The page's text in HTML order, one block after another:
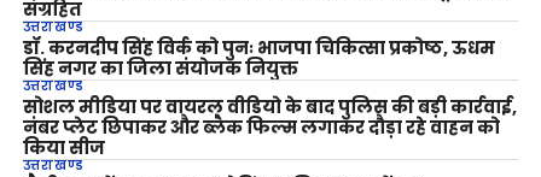
संग्रहित
उत्तराखण्ड
डॉ. करनदीप सिंह विर्क को पुनः भाजपा चिकित्सा प्रकोष्ठ, ऊधम
सिंह नगर का जिला संयोजक नियुक्त
उत्तराखण्ड
सोशल मीडिया पर वायरल वीडियो के बाद पुलिस की बड़ी कार्रवाई,
नंबर प्लेट छिपाकर और ब्लैक फिल्म लगाकर दौड़ा रहे वाहन को
किया सीज
उत्तराखण्ड